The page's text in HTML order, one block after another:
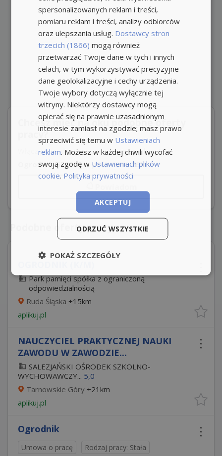
Chcesz mieć na oku podobne oferty
pracy?
Włącz powiadomienia i nie przegap okazji!
Ogrodnik Gliwice w promieniu 25km
Podobne oferty pracy
Park pamięci spółka z ograniczoną
odpowiedzialnością
Ruda Śląska +15km
aplikuj.pl
NAUCZYCIEL PRAKTYCZNEJ NAUKI
ZAWODU W ZAWODZIE...
SALEZJAŃSKI OŚRODEK SZKOLNO-
WYCHOWAWCZY... 5,0
Tarnowskie Góry +21km
aplikuj.pl
Ogrodnik
Umowa o pracę Rodzaj pracy: Stała
spersonalizowanych reklam i treści,
pomiaru reklam i treści, analizy odbiorców
oraz ulepszania usług. Dostawcy stron
trzecich (1866) mogą również
przetwarzać Twoje dane w tych i innych
celach, w tym wykorzystywać precyzyjne
dane geolokalizacyjne i cechy urządzenia.
Twoje wybory dotyczą wyłącznie tej
witryny. Niektórzy dostawcy mogą
opierać się na prawnie uzasadnionym
interesie zamiast na zgodzie; masz prawo
sprzeciwić się temu w Ustawieniach
reklam. Możesz w każdej chwili wycofać
swoją zgodę w Ustawieniach plików
cookie. Polityka prywatności
AKCEPTUJ
ODRZUĆ WSZYSTKIE
POKAŻ SZCZEGÓŁY